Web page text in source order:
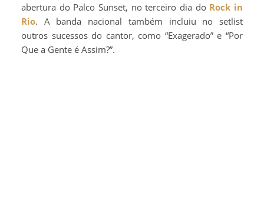
abertura do Palco Sunset, no terceiro dia do Rock in
Rio. A banda nacional também incluiu no setlist
outros sucessos do cantor, como “Exagerado” e “Por
Que a Gente é Assim?”.